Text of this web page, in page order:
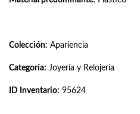
Colección: Apariencia
Categoría: Joyería y Relojería
ID Inventario: 95624